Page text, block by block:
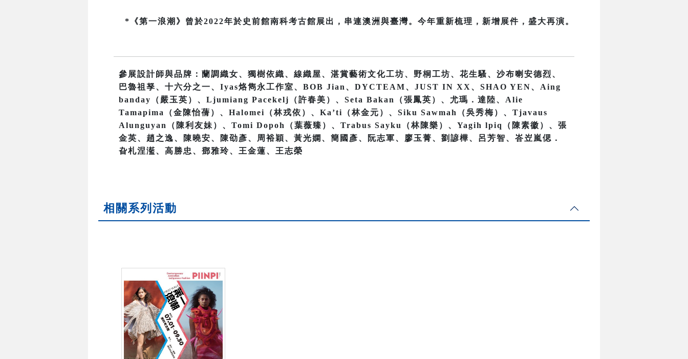
*《第一浪潮》曾於2022年於史前館南科考古館展出，串連澳洲與臺灣。今年重新梳理，新增展件，盛大再演。
參展設計師與品牌：蘭調織女、獨樹依織、線織屋、湛賞藝術文化工坊、野桐工坊、花生騷、沙布喇安德烈、
巴魯祖孥、十六分之一、Iyas烙雋永工作室、BOB Jian、DYCTEAM、JUST IN XX、SHAO YEN、Aing
banday（嚴玉英）、Ljumiang Pacekelj（許春美）、Seta Bakan（張鳳英）、尤瑪．達陸、Alie
Tamapima（金陳怡蒨）、Halomei（林戎依）、Ka’ti（林金元）、Siku Sawmah（吳秀梅）、Tjavaus
Alunguyan（陳利友妹）、Tomi Dopoh（葉薇臻）、Trabus Sayku（林陳樂）、Yagih lpiq（陳素徽）、張
金英、趙之逸、陳曉安、陳劭彥、周裕穎、黃光嫻、簡國彥、阮志軍、廖玉菁、劉諺樺、呂芳智、峇岦嵐偲．
旮札涅灆、高勝忠、鄧雅玲、王金蓮、王志榮
相關系列活動